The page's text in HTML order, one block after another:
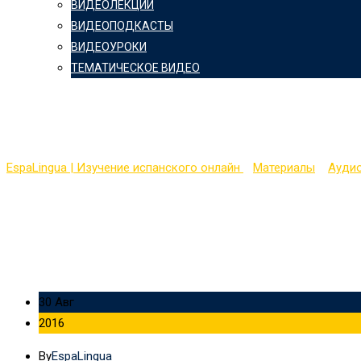
ВИДЕОЛЕКЦИИ
ВИДЕОПОДКАСТЫ
ВИДЕОУРОКИ
ТЕМАТИЧЕСКОЕ ВИДЕО
EspaLingua | Изучение испанского онлайн Материалы
30 Авг
2016
ByEspaLingua